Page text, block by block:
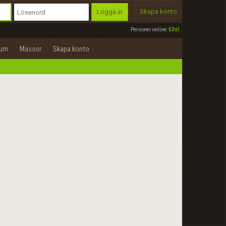
Personer online:53st
Logga in Skapa konto
Mässor Skapa konto